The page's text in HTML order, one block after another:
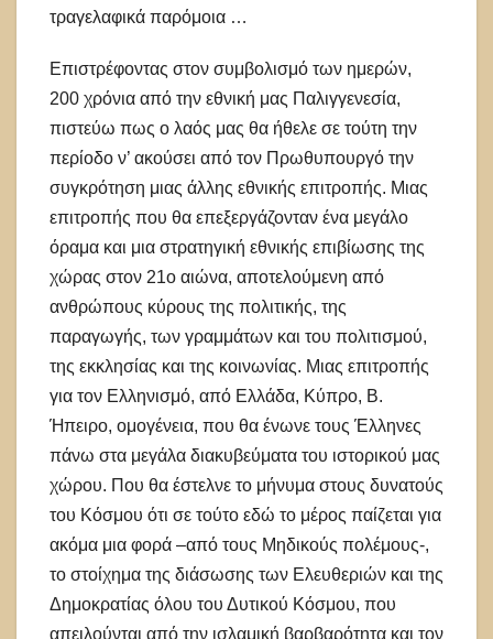
τραγελαφικά παρόμοια …
Επιστρέφοντας στον συμβολισμό των ημερών,
200 χρόνια από την εθνική μας Παλιγγενεσία,
πιστεύω πως ο λαός μας θα ήθελε σε τούτη την
περίοδο ν’ ακούσει από τον Πρωθυπουργό την
συγκρότηση μιας άλλης εθνικής επιτροπής. Μιας
επιτροπής που θα επεξεργάζονταν ένα μεγάλο
όραμα και μια στρατηγική εθνικής επιβίωσης της
χώρας στον 21ο αιώνα, αποτελούμενη από
ανθρώπους κύρους της πολιτικής, της
παραγωγής, των γραμμάτων και του πολιτισμού,
της εκκλησίας και της κοινωνίας. Μιας επιτροπής
για τον Ελληνισμό, από Ελλάδα, Κύπρο, Β.
Ήπειρο, ομογένεια, που θα ένωνε τους Έλληνες
πάνω στα μεγάλα διακυβεύματα του ιστορικού μας
χώρου. Που θα έστελνε το μήνυμα στους δυνατούς
του Κόσμου ότι σε τούτο εδώ το μέρος παίζεται για
ακόμα μια φορά –από τους Μηδικούς πολέμους-,
το στοίχημα της διάσωσης των Ελευθεριών και της
Δημοκρατίας όλου του Δυτικού Κόσμου, που
απειλούνται από την ισλαμική βαρβαρότητα και τον